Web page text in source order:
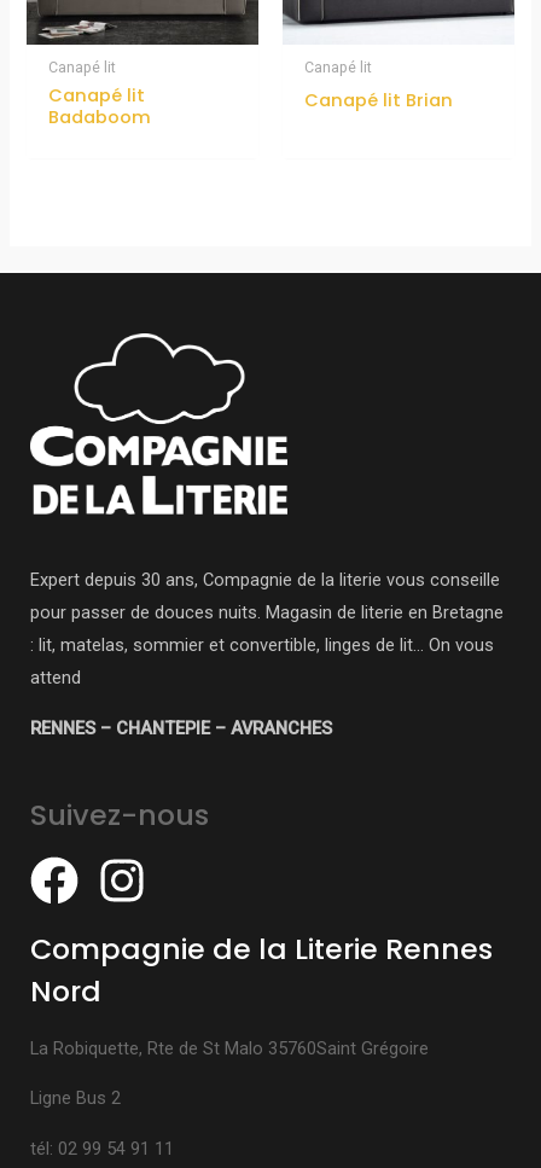
Canapé lit
Canapé lit
Badaboom
Canapé lit
Canapé lit Brian
Expert depuis 30 ans, Compagnie de la literie vous conseille
pour passer de douces nuits. Magasin de literie en Bretagne
: lit, matelas, sommier et convertible, linges de lit… On vous
attend
RENNES – CHANTEPIE – AVRANCHES
Suivez-nous
Compagnie de la Literie Rennes
Nord
La Robiquette, Rte de St Malo 35760Saint Grégoire
Ligne Bus 2
tél: 02 99 54 91 11